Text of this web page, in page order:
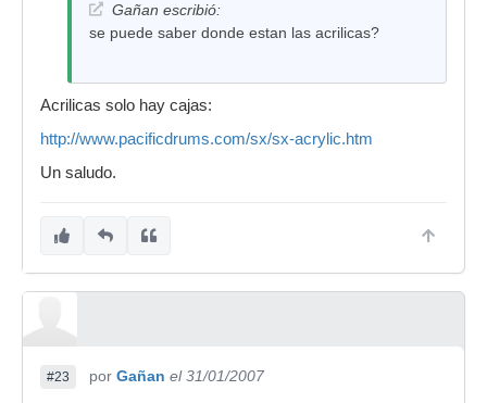
Gañan escribió:
se puede saber donde estan las acrilicas?
Acrilicas solo hay cajas:
http://www.pacificdrums.com/sx/sx-acrylic.htm
Un saludo.
#23 por Gañan el 31/01/2007